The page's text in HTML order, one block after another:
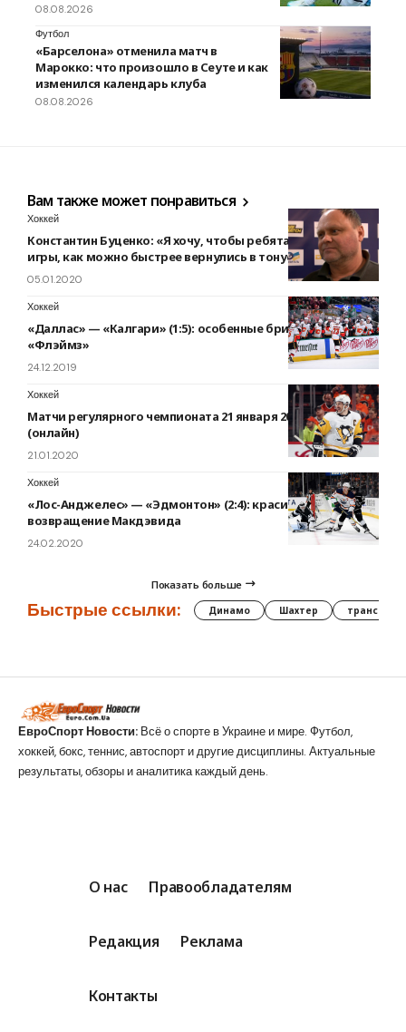
08.08.2026
Футбол
«Барселона» отменила матч в
Марокко: что произошло в Сеуте и как
изменился календарь клуба
08.08.2026
Вам также может понравиться
Хоккей
Константин Буценко: «Я хочу, чтобы ребята, через такие
игры, как можно быстрее вернулись в тонус»
05.01.2020
Хоккей
«Даллас» — «Калгари» (1:5): особенные бригады
«Флэймз»
24.12.2019
Хоккей
Матчи регулярного чемпионата 21 января 2020 года
(онлайн)
21.01.2020
Хоккей
«Лос-Анджелес» — «Эдмонтон» (2:4): красивое
возвращение Макдэвида
24.02.2020
Показать больше
Быстрые ссылки: Динамо Шахтер трансферы
ЕвроСпорт Новости: Всё о спорте в Украине и мире. Футбол,
хоккей, бокс, теннис, автоспорт и другие дисциплины. Актуальные
результаты, обзоры и аналитика каждый день.
О нас Правообладателям
Редакция Реклама
Контакты